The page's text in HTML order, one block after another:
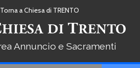
Torna a Chiesa di TRENTO
Annuncio e Sacramenti